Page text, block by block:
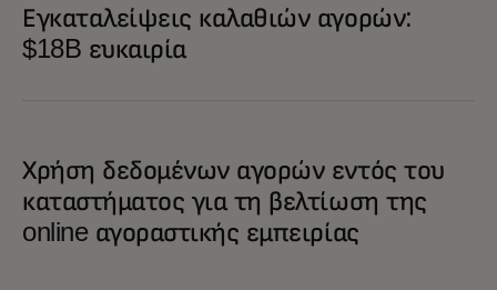
Εγκαταλείψεις καλαθιών αγορών:
$18B ευκαιρία
Χρήση δεδομένων αγορών εντός του
καταστήματος για τη βελτίωση της
online αγοραστικής εμπειρίας